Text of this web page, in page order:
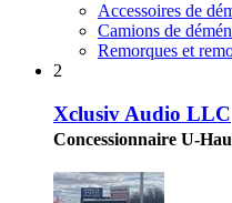
Accessoires de
Camions de
Remorques et
2
Xclusiv Audio LLC
Concessionnaire U-